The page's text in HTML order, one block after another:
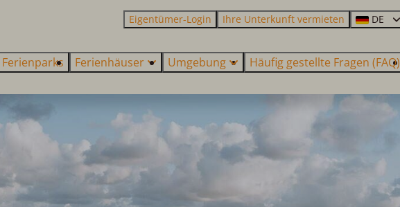
Eigentümer-Login Ihre Unterkunft vermieten DE
Ferienparks Ferienhäuser Umgebung Häufig gestellte Fragen (FAQ)